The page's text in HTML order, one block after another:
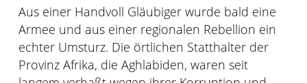
Aus einer Handvoll Gläubiger wurde bald eine
Armee und aus einer regionalen Rebellion ein
echter Umsturz. Die örtlichen Statthalter der
Provinz Afrika, die Aghlabiden, waren seit